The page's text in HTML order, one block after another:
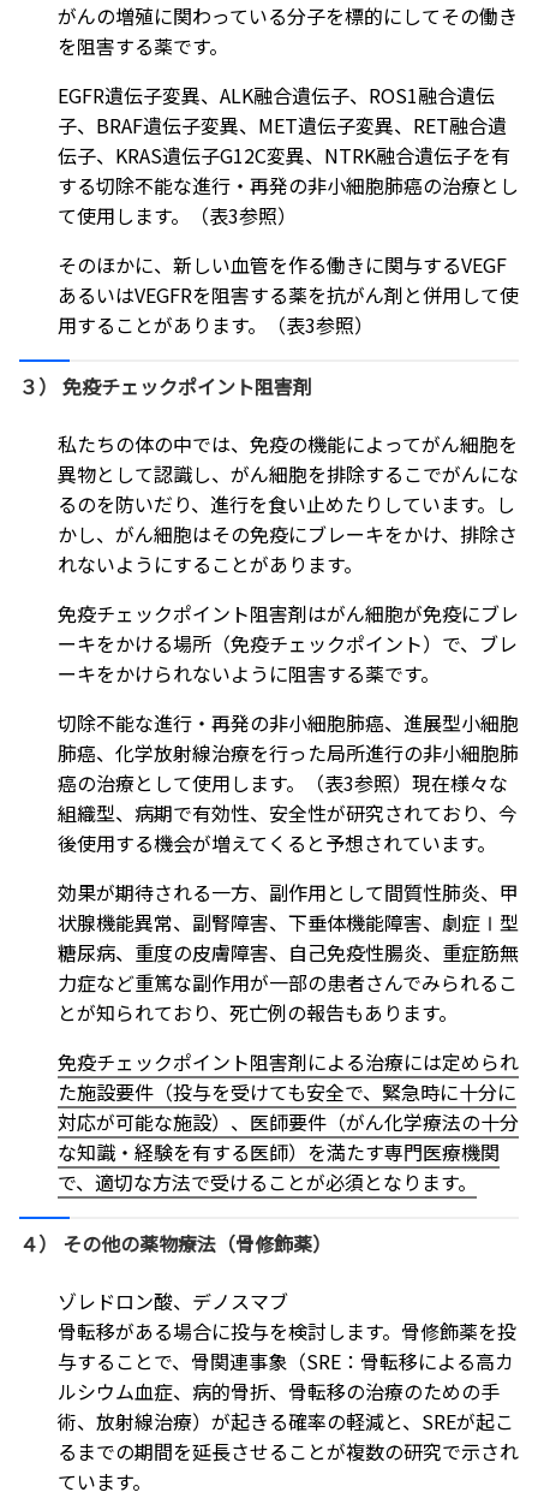
がんの増殖に関わっている分子を標的にしてその働き
を阻害する薬です。
EGFR遺伝子変異、ALK融合遺伝子、ROS1融合遺伝
子、BRAF遺伝子変異、MET遺伝子変異、RET融合遺
伝子、KRAS遺伝子G12C変異、NTRK融合遺伝子を有
する切除不能な進行・再発の非小細胞肺癌の治療とし
て使用します。（表3参照）
そのほかに、新しい血管を作る働きに関与するVEGF
あるいはVEGFRを阻害する薬を抗がん剤と併用して使
用することがあります。（表3参照）
３） 免疫チェックポイント阻害剤
私たちの体の中では、免疫の機能によってがん細胞を
異物として認識し、がん細胞を排除するこでがんにな
るのを防いだり、進行を食い止めたりしています。し
かし、がん細胞はその免疫にブレーキをかけ、排除さ
れないようにすることがあります。
免疫チェックポイント阻害剤はがん細胞が免疫にブレ
ーキをかける場所（免疫チェックポイント）で、ブレ
ーキをかけられないように阻害する薬です。
切除不能な進行・再発の非小細胞肺癌、進展型小細胞
肺癌、化学放射線治療を行った局所進行の非小細胞肺
癌の治療として使用します。（表3参照）現在様々な
組織型、病期で有効性、安全性が研究されており、今
後使用する機会が増えてくると予想されています。
効果が期待される一方、副作用として間質性肺炎、甲
状腺機能異常、副腎障害、下垂体機能障害、劇症Ⅰ型
糖尿病、重度の皮膚障害、自己免疫性腸炎、重症筋無
力症など重篤な副作用が一部の患者さんでみられるこ
とが知られており、死亡例の報告もあります。
免疫チェックポイント阻害剤による治療には定められ
た施設要件（投与を受けても安全で、緊急時に十分に
対応が可能な施設）、医師要件（がん化学療法の十分
な知識・経験を有する医師）を満たす専門医療機関
で、適切な方法で受けることが必須となります。
４） その他の薬物療法（骨修飾薬）
ゾレドロン酸、デノスマブ
骨転移がある場合に投与を検討します。骨修飾薬を投
与することで、骨関連事象（SRE：骨転移による高カ
ルシウム血症、病的骨折、骨転移の治療のための手
術、放射線治療）が起きる確率の軽減と、SREが起こ
るまでの期間を延長させることが複数の研究で示され
ています。